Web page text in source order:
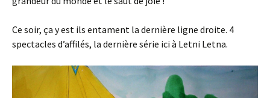
Ce soir, ça y est ils entament la dernière ligne droite. 4
spectacles d’affilés, la dernière série ici à Letni Letna.